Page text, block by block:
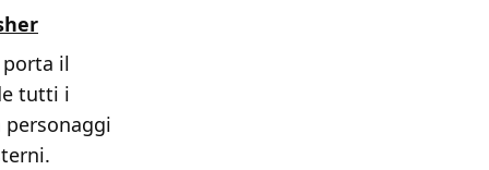
il
tutti i